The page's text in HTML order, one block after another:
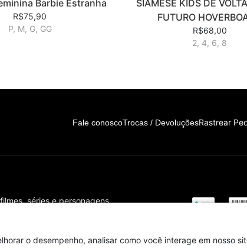
Barbie Estranha
R$75,90
P, M, G, GG
SIAMESE KIDS DE
FUTURO
R$68,00
2, 4, 6, 8
o desempenho, analisar como você interage em nosso
Fale conoscoTrocas / DevoluçõesRastrear
séries e personagens